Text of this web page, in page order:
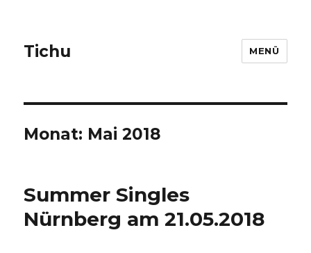
Tichu MENÜ
Monat: Mai 2018
Summer Singles
Nürnberg am 21.05.2018